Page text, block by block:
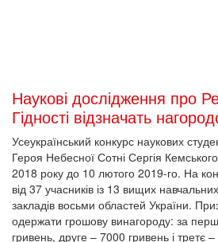
Наукові дослідження про
Гідності відзначать
Усеукраїнський конкурс наукових
Героя Небесної Сотні Сергія
2018 року до 10 лютого 2019-го. На
від 37 учасників із 13 вищих навчальних
закладів восьми областей України.
одержати грошову винагороду: за
гривень, друге – 7000 гривень і третє